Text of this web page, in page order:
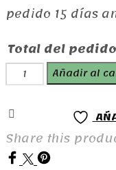
pedido 15 días
Total del
Ramo
cantidad
Añadir al
Share this